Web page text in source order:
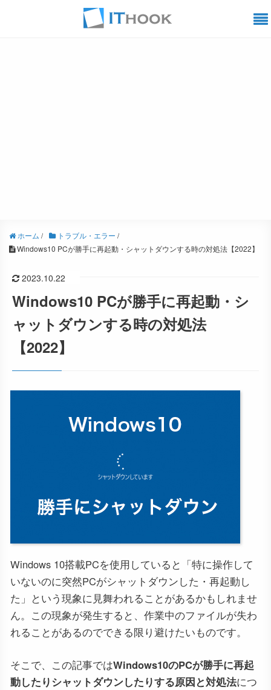
ホーム / トラブル・エラー /
Windows10 PCが勝手に再起動・シャットダウンする時の対処法【2022】
2023.10.22
Windows10 PCが勝手に再起動・シ
ャットダウンする時の対処法
【2022】
Windows 10搭載PCを使用していると「特に操作して
いないのに突然PCがシャットダウンした・再起動し
た」という現象に見舞われることがあるかもしれませ
ん。この現象が発生すると、作業中のファイルが失わ
れることがあるのでできる限り避けたいものです。
そこで、この記事ではWindows10のPCが勝手に再起
動したりシャットダウンしたりする原因と対処法につ